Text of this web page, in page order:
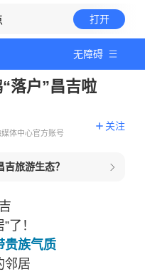
打开
无障碍
落户”昌吉啦
体中心官方账号
关注
旅游生态？
了！
贵族气质
邻居